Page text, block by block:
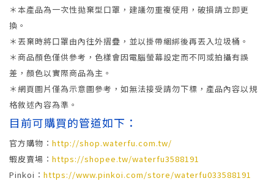
＊本產品為一次性拋棄型口罩，建議勿重複使用，破損請立即更
換。
＊丟棄時將口罩由內往外摺疊，並以掛帶綑綁後再丟入垃圾桶。
＊商品顏色僅供參考，色樣會因電腦螢幕設定而不同或拍攝有誤
差，顏色以實際商品為主。
＊網頁圖片僅為示意圖參考，如無法接受請勿下標，產品內容以規
格敘述內容為準。
目前可購買的管道如下：
官方購物： http://shop.waterfu.com.tw/
蝦皮賣場： https://shopee.tw/waterfu3588191
Pinkoi： https://www.pinkoi.com/store/waterfu033588191